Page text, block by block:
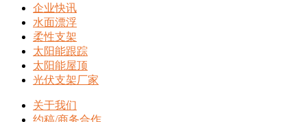
企业快讯
水面漂浮
柔性支架
太阳能跟踪
太阳能屋顶
光伏支架厂家
关于我们
约稿/商务合作